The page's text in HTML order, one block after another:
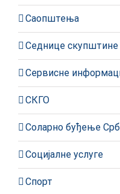
Саопштења
Седнице скупштине
Сервисне
СКГО
Соларно буђење
Социјалне услуге
Спорт